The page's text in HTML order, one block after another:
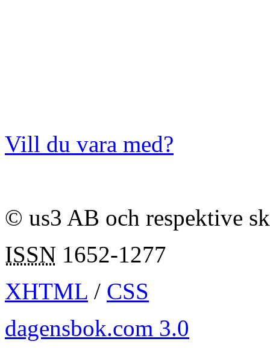
Vill du vara med?
© us3 AB och respektive
ISSN 1652-1277
XHTML / CSS
dagensbok.com 3.0